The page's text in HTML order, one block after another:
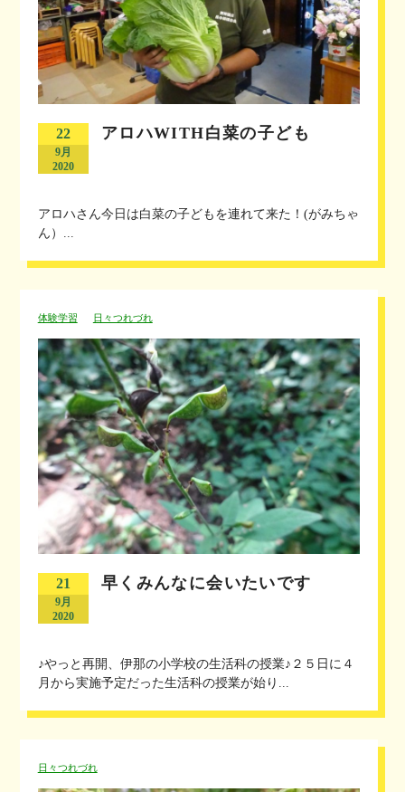
22
9月
2020
アロハWITH白菜の子ども
アロハさん今日は白菜の子どもを連れて来た！(がみちゃ
ん）...
体験学習 日々つれづれ
21
9月
2020
早くみんなに会いたいです
♪やっと再開、伊那の小学校の生活科の授業♪２５日に４
月から実施予定だった生活科の授業が始り...
日々つれづれ